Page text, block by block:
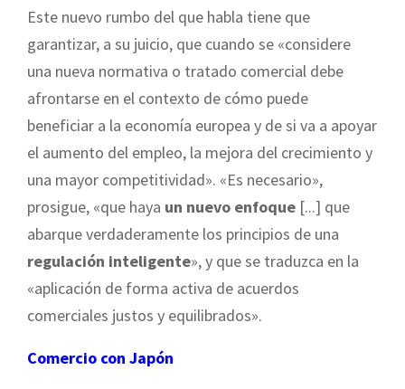
Este nuevo rumbo del que habla tiene que
garantizar, a su juicio, que cuando se «considere
una nueva normativa o tratado comercial debe
afrontarse en el contexto de cómo puede
beneficiar a la economía europea y de si va a apoyar
el aumento del empleo, la mejora del crecimiento y
una mayor competitividad». «Es necesario»,
prosigue, «que haya un nuevo enfoque [...] que
abarque verdaderamente los principios de una
regulación inteligente», y que se traduzca en la
«aplicación de forma activa de acuerdos
comerciales justos y equilibrados».
Comercio con Japón